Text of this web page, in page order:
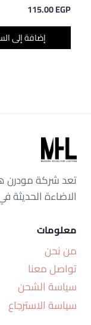
115.00EGP
إضافة إلى
تعد شركة مودرن
الاضاءة الحديثة
معلومات
من نحن
تواصل معنا
سياسة الشحن
سياسة الاسترجاع